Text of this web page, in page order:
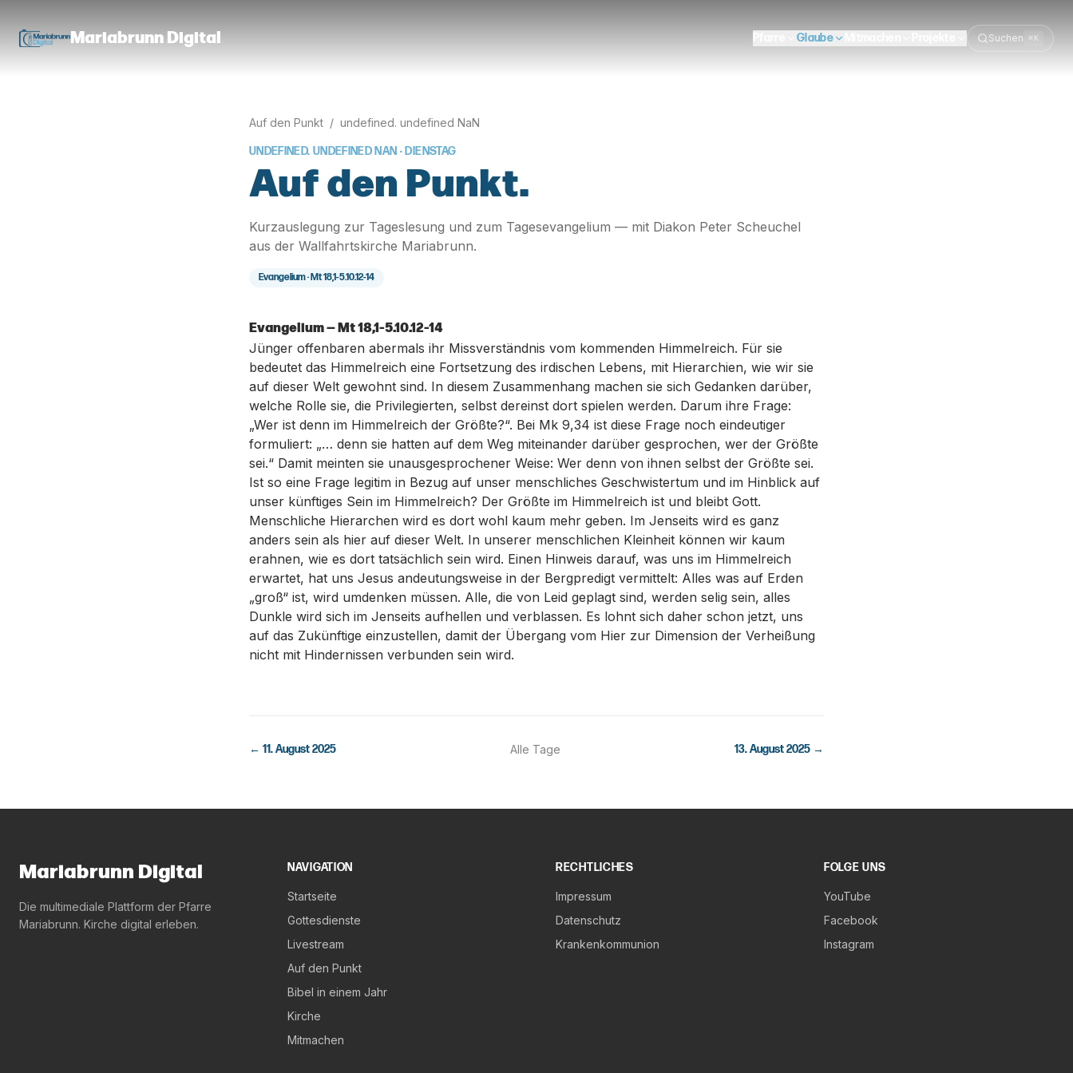
Mariabrunn Digital Glaube Suchen ⌘K
Auf den Punkt / undefined. undefined NaN
UNDEFINED. UNDEFINED NAN · DIENSTAG
Auf den Punkt.
Kurzauslegung zur Tageslesung und zum Tagesevangelium — mit Diakon Peter Scheuchel
aus der Wallfahrtskirche Mariabrunn.
Evangelium ·Mt 18,1-5.10.12-14
Evangelium — Mt 18,1-5.10.12-14
Jünger offenbaren abermals ihr Missverständnis vom kommenden Himmelreich. Für sie
bedeutet das Himmelreich eine Fortsetzung des irdischen Lebens, mit Hierarchien, wie wir sie
auf dieser Welt gewohnt sind. In diesem Zusammenhang machen sie sich Gedanken darüber,
welche Rolle sie, die Privilegierten, selbst dereinst dort spielen werden. Darum ihre Frage:
„Wer ist denn im Himmelreich der Größte?“. Bei Mk 9,34 ist diese Frage noch eindeutiger
formuliert: „… denn sie hatten auf dem Weg miteinander darüber gesprochen, wer der Größte
sei.“ Damit meinten sie unausgesprochener Weise: Wer denn von ihnen selbst der Größte sei.
Ist so eine Frage legitim in Bezug auf unser menschliches Geschwistertum und im Hinblick auf
unser künftiges Sein im Himmelreich? Der Größte im Himmelreich ist und bleibt Gott.
Menschliche Hierarchen wird es dort wohl kaum mehr geben. Im Jenseits wird es ganz
anders sein als hier auf dieser Welt. In unserer menschlichen Kleinheit können wir kaum
erahnen, wie es dort tatsächlich sein wird. Einen Hinweis darauf, was uns im Himmelreich
erwartet, hat uns Jesus andeutungsweise in der Bergpredigt vermittelt: Alles was auf Erden
„groß“ ist, wird umdenken müssen. Alle, die von Leid geplagt sind, werden selig sein, alles
Dunkle wird sich im Jenseits aufhellen und verblassen. Es lohnt sich daher schon jetzt, uns
auf das Zukünftige einzustellen, damit der Übergang vom Hier zur Dimension der Verheißung
nicht mit Hindernissen verbunden sein wird.
← 11. August 2025 Alle Tage 13. August 2025 →
Mariabrunn Digital
Die multimediale Plattform der Pfarre
Mariabrunn. Kirche digital erleben.
NAVIGATION
Startseite
Gottesdienste
Livestream
Auf den Punkt
Bibel in einem Jahr
Kirche
Mitmachen
RECHTLICHES
Impressum
Datenschutz
Krankenkommunion
FOLGE UNS
YouTube
Facebook
Instagram